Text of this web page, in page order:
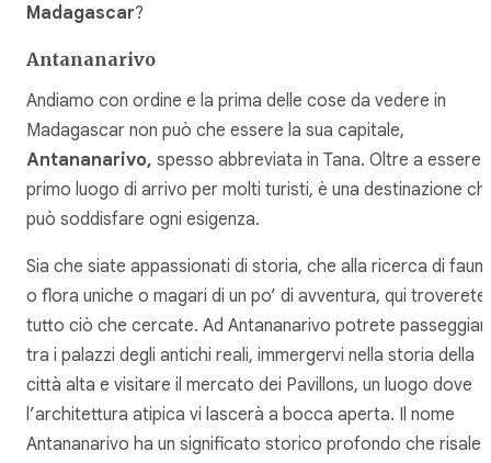
Madagascar?
Antananarivo
Andiamo con ordine e la prima delle cose da vedere in
Madagascar non può che essere la sua capitale,
Antananarivo, spesso abbreviata in Tana. Oltre a essere il
primo luogo di arrivo per molti turisti, è una destinazione
può soddisfare ogni esigenza.
Sia che siate appassionati di storia, che alla ricerca di
o flora uniche o magari di un po’ di avventura, qui troverete
tutto ciò che cercate. Ad Antananarivo potrete
tra i palazzi degli antichi reali, immergervi nella storia della
città alta e visitare il mercato dei Pavillons, un luogo dove
l’architettura atipica vi lascerà a bocca aperta. Il nome
Antananarivo ha un significato storico profondo che risale